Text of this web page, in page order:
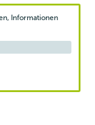
Informationen